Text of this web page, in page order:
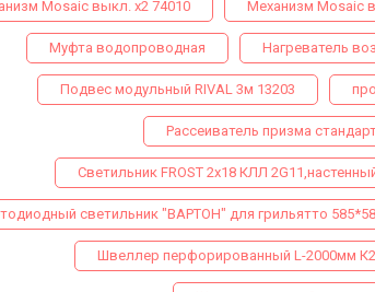
Mosaic выкл. х2 74010 Механизм Mosaic
Муфта водопроводная Нагреватель
Подвес модульный RIVAL 3м 13203
Рассеиватель призма
Светильник FROST 2x18 КЛЛ
светильник "ВАРТОН" для грильятто
Швеллер перфорированный L-2000мм